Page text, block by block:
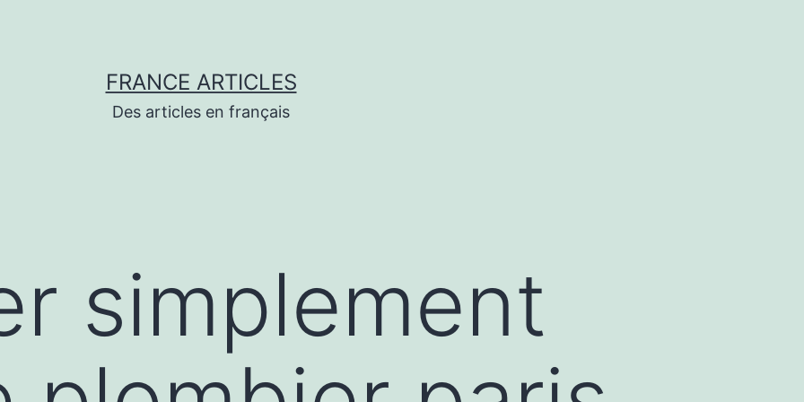
FRANCE ARTICLES
Des articles en français
simplement